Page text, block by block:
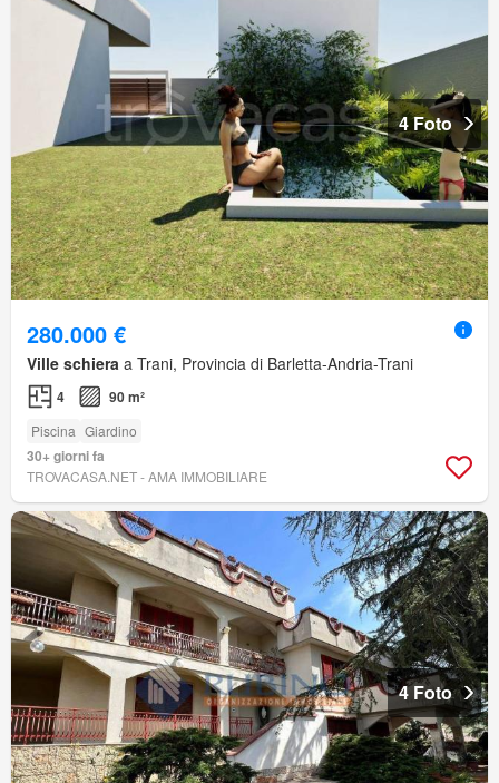
4 Foto
280.000 €
Ville schiera a Trani, Provincia di Barletta-Andria-Trani
4 90 m²
Piscina Giardino
30+ giorni fa
TROVACASA.NET - AMA IMMOBILIARE
4 Foto